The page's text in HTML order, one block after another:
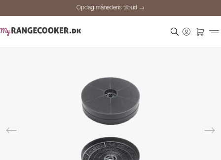
Opdag månedens tilbud →
Opdag månedens tilbud →